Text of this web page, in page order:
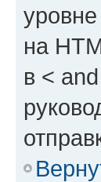
на
в <